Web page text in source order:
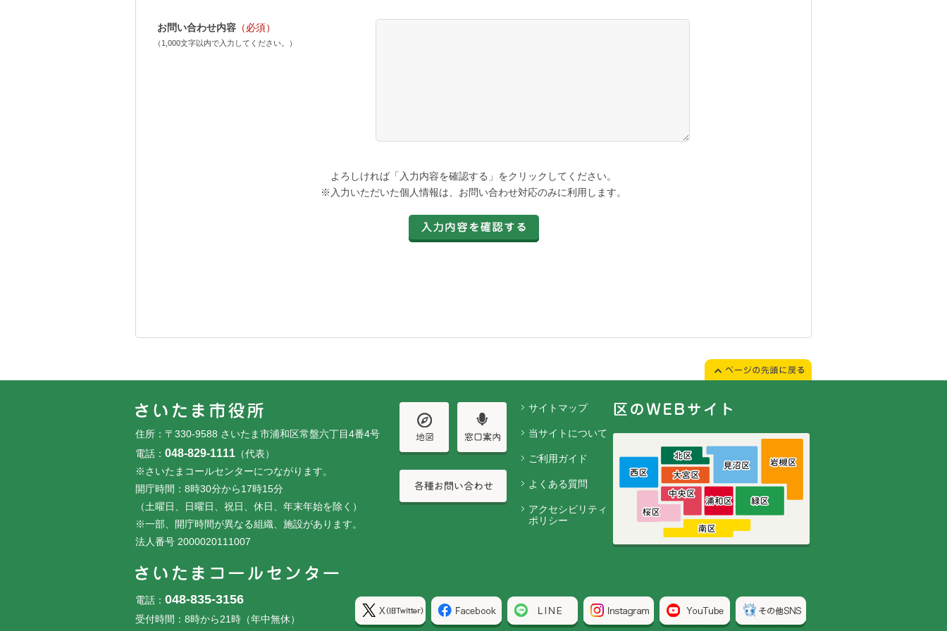
お問い合わせ内容 （必須）
（1,000文字以内で入力してください。）
よろしければ「入力内容を確認する」をクリックしてください。
※入力いただいた個人情報は、お問い合わせ対応のみに利用します。
住所：〒330-9588 さいたま市浦和区常盤六丁目4番4号
電話： 048-829-1111 （代表）
※さいたまコールセンターにつながります。
開庁時間：8時30分から17時15分
（土曜日、日曜日、祝日、休日、年末年始を除く）
※一部、開庁時間が異なる組織、施設があります。
法人番号 2000020111007
電話： 048-835-3156
受付時間：8時から21時（年中無休）
サイトマップ
当サイトについて
ご利用ガイド
よくある質問
アクセシビリティ
ポリシー